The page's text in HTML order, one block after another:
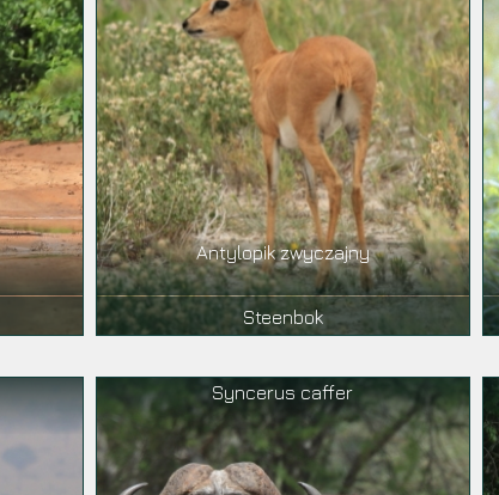
Antylopik zwyczajny
Steenbok
Syncerus caffer